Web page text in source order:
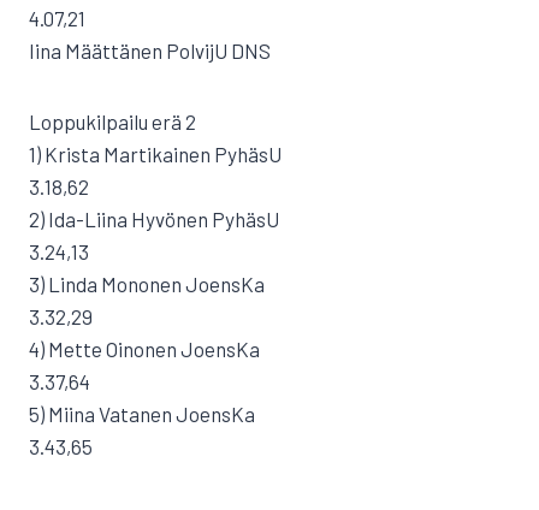
4.07,21
Iina Määttänen PolvijU DNS
Loppukilpailu erä 2
1) Krista Martikainen PyhäsU
3.18,62
2) Ida-Liina Hyvönen PyhäsU
3.24,13
3) Linda Mononen JoensKa
3.32,29
4) Mette Oinonen JoensKa
3.37,64
5) Miina Vatanen JoensKa
3.43,65